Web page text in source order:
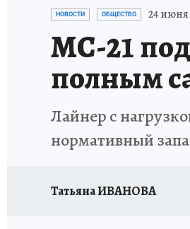
НОВОСТИ ОБЩЕСТВО 24 июня
МС-21
полным
Лайнер с
нормативный
Татьяна ИВАНОВА